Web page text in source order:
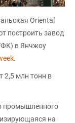
Oriental
построить завод
в Янчжоу
.
2,5 млн тонн в
промышленного
на